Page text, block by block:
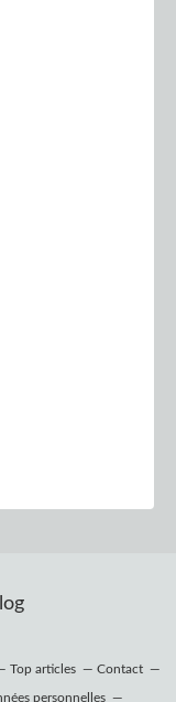
Top articles Contact
personnelles